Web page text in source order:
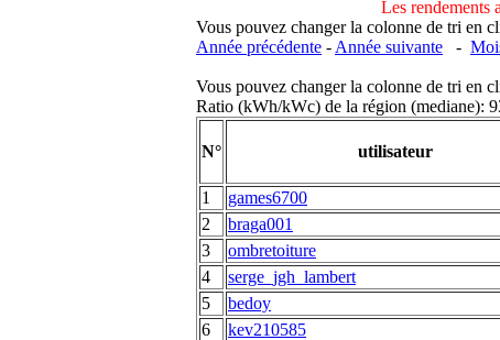
Les rendements
Vous pouvez changer la colonne de tri en
Année précédente - Année suivante -
Vous pouvez changer la colonne de tri en
Ratio (kWh/kWc) de la région (mediane):
N° utilisateur
1
games6700
2
braga001
3
ombretoiture
4
serge_jgh_lambert
5
bedoy
6
kev210585